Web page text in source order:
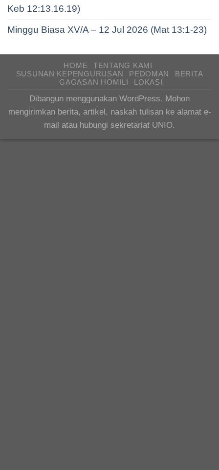
Keb 12:13.16.19)
Minggu Biasa XV/A – 12 Jul 2026 (Mat 13:1-23)
HOME
TENTANG KAMI
SUSUNAN KEPENGURUSAN
PEDOMAN
BERITA
GAGASAN HOMILI
LOKASI
Dibangun menggunakan WordPress. Mohon
mengirimkan berita, artikel, naskah tulisan ke alamat e-
mail atau hubungi sekretariat UNIO.